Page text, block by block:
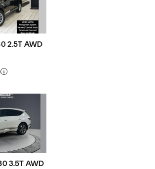
2.5T AWD
3.5T AWD